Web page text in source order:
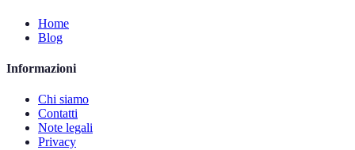
Home
Blog
Informazioni
Chi siamo
Contatti
Note legali
Privacy